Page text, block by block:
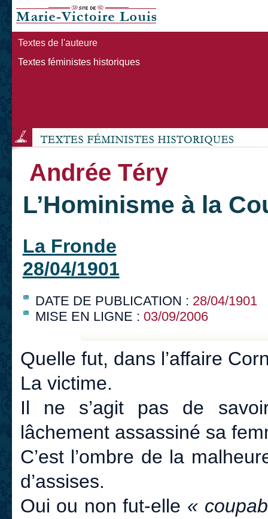
Textes de l'auteure
Textes féministes historiques
Andrée Téry
L’Hominisme à la
La Fronde
28/04/1901
DATE DE PUBLICATION : 28/04/1901
MISE EN LIGNE : 03/09/2006
Quelle fut, dans l’affaire
La victime.
Il ne s’agit pas de
lâchement assassiné sa
C’est l’ombre de la
d’assises.
Oui ou non fut-elle «